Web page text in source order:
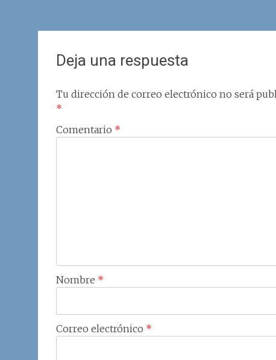
Deja una respuesta
Tu dirección de correo electrónico no será
*
Comentario *
Nombre *
Correo electrónico *